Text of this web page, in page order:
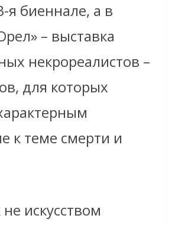
я биеннале, а в
– выставка
некрореалистов –
для которых
к теме смерти и
искусством